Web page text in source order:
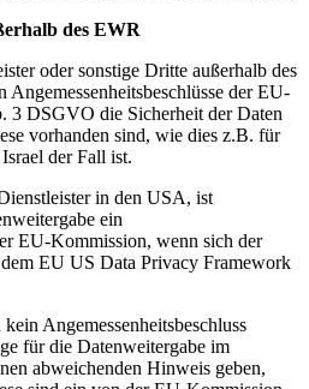
des EWR
oder sonstige Dritte außerhalb des
der EU-
3 DSGVO die Sicherheit der Daten
vorhanden sind, wie dies z.B. für
der Fall ist.
in den USA, ist
ein
EU-Kommission, wenn sich der
EU US Data Privacy Framework
Angemessenheitsbeschluss
für die Datenweitergabe im
abweichenden Hinweis geben,